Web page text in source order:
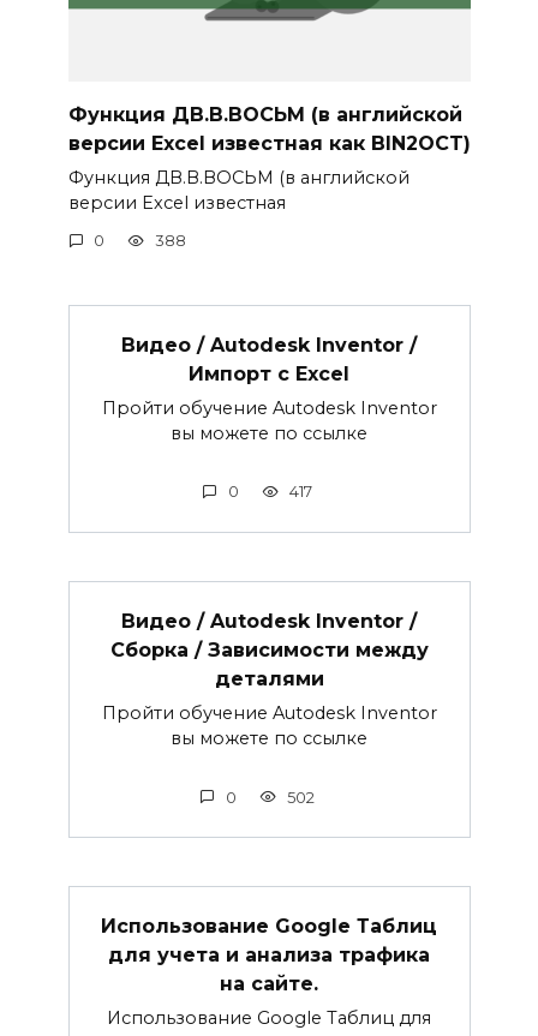
Функция ДВ.В.ВОСЬМ (в английской
версии Excel известная как BIN2OCT)
Функция ДВ.В.ВОСЬМ (в английской
версии Excel известная
0 388
Видео / Autodesk Inventor /
Импорт с Excel
Пройти обучение Autodesk Inventor
вы можете по ссылке
0 417
Видео / Autodesk Inventor /
Сборка / Зависимости между
деталями
Пройти обучение Autodesk Inventor
вы можете по ссылке
0 502
Использование Google Таблиц
для учета и анализа трафика
на сайте.
Использование Google Таблиц для